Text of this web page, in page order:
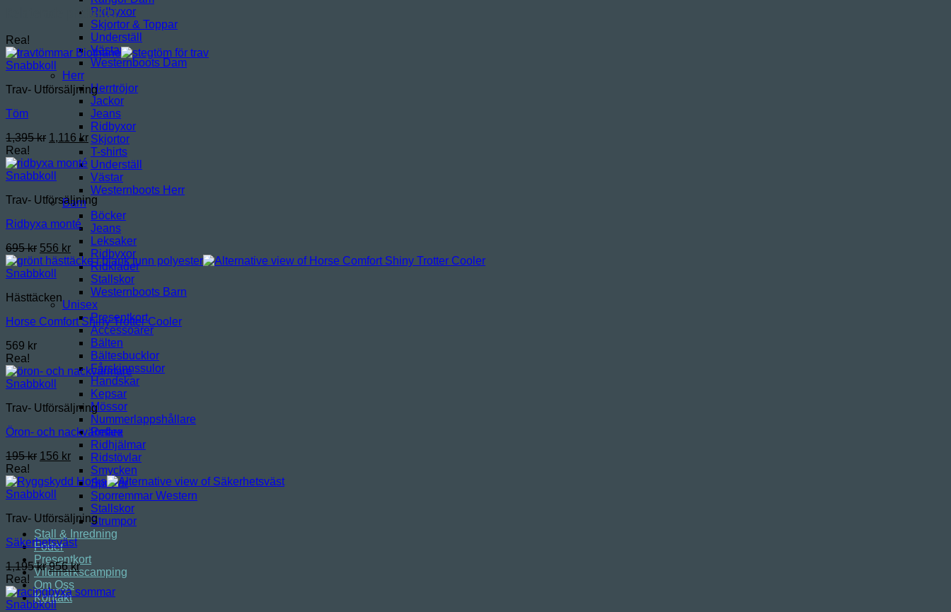
Ridbyxor
Skjortor & Toppar
Underställ
Västar
Westernboots Dam
Herr
Herrtröjor
Jackor
Jeans
Ridbyxor
Skjortor
T-shirts
Underställ
Västar
Westernboots Herr
Barn
Böcker
Jeans
Leksaker
Ridbyxor
Ridkläder
Stallskor
Westernboots Barn
Unisex
Presentkort
Accessoarer
Bälten
Bältesbucklor
Fårskinnssulor
Handskar
Kepsar
Mössor
Nummerlappshållare
Reflex
Ridhjälmar
Ridstövlar
Smycken
Sporrar
Sporremmar Western
Stallskor
Strumpor
Stall & Inredning
Foder
Presentkort
Vildmarkscamping
Om Oss
Kontakt
Relaterade produkter
Rea!
Snabbkoll
Trav- Utförsäljning
Töm
1,395kr Det
ursprungliga
priset
var:
1,395 kr.
1,116 krDet
nuvarande
priset
är:
1,116 kr.
Rea!
Snabbkoll
Trav- Utförsäljning
Ridbyxa monté
695kr Det
ursprungliga
priset
695 kr.
556 krDet
nuvarande
priset
är:
556 kr.
Snabbkoll
Hästtäcken
Horse Comfort Shiny Trotter Cooler
569 kr
Rea!
Snabbkoll
Trav- Utförsäljning
Öron- och nackvärmare
195kr Det
ursprungliga
priset
var:
156 krDet
nuvarande
priset
är:
156 kr.
Rea!
Snabbkoll
Trav- Utförsäljning
Säkerhetsväst
1,195krDet
ursprungliga
priset
var:
956krDet
nuvarande
priset
Rea!
Snabbkoll